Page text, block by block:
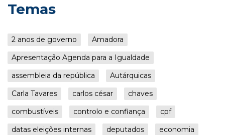
Temas
2 anos de governo
Amadora
Apresentação Agenda para a Igualdade
assembleia da república
Autárquicas
Carla Tavares
carlos césar
chaves
combustíveis
controlo e confiança
cpf
datas eleições internas
deputados
economia